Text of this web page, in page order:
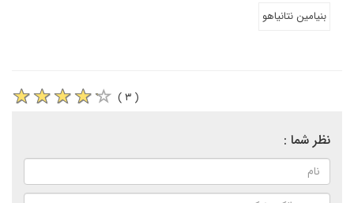
بنیامین نتانیاهو
( ۳ )
نظر شما :